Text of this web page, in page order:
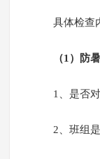
具体检查
（1）防
1、是否
2、班组